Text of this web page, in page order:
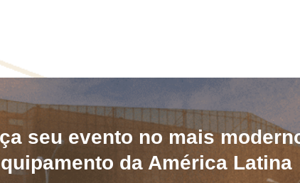
seu evento no mais
da América Latina